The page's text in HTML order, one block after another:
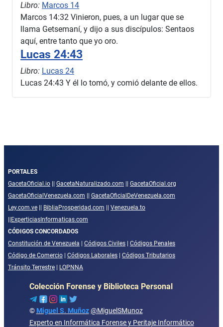
Libro: Marcos 14
Marcos 14:32 Vinieron, pues, a un lugar que se
llama Getsemaní, y dijo a sus discípulos: Sentaos
aquí, entre tanto que yo oro.
Lucas 24:43
Libro: Lucas 24
Lucas 24:43 Y él lo tomó, y comió delante de ellos.
PORTALES
GacetaOficial.io
GacetaNaturalizado.com
GacetaOficial.org
GacetaOficialVenezuela.com
GacetaOficialDeVenezuela.com
Ley.com.ve
BibliaProsperidad.com
Venezuela.to
ExperticiasInformaticas.com
CÓDIGOS CONCORDADOS
Constitución de Venezuela
Códigos Civiles
Códigos Penales
Código de Comercio
Códigos Laborales
Códigos Tributarios
Tránsito Terrestre
LOPNNA
Colección Forense y Biblioteca Personal
© Miguel S. Muñoz @MiguelSMunoz
Experto en Informática Forense y Peritaje Informático